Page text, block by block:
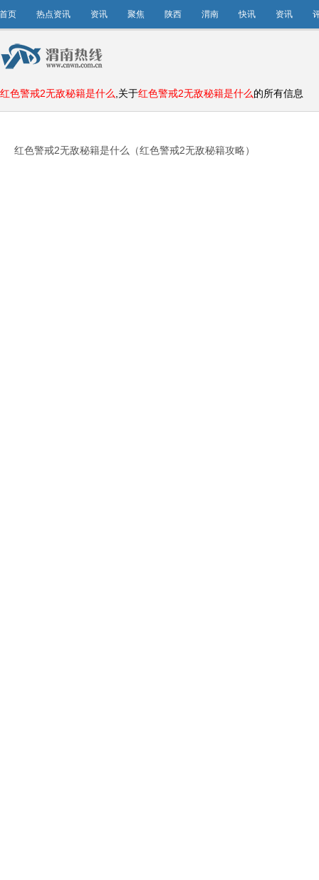
首页 热点资讯 资讯 聚焦 陕西 渭南 快讯 资讯
红色警戒2无敌秘籍是什么 ,关于红色警戒2无敌秘籍是什么的所有信息
红色警戒2无敌秘籍是什么（红色警戒2无敌秘籍攻略）